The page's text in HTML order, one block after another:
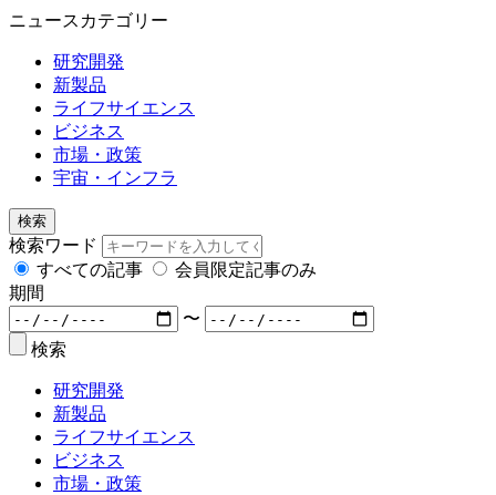
ニュースカテゴリー
研究開発
新製品
ライフサイエンス
ビジネス
市場・政策
宇宙・インフラ
検索
検索ワード
すべての記事
会員限定記事のみ
期間
〜
検索
研究開発
新製品
ライフサイエンス
ビジネス
市場・政策